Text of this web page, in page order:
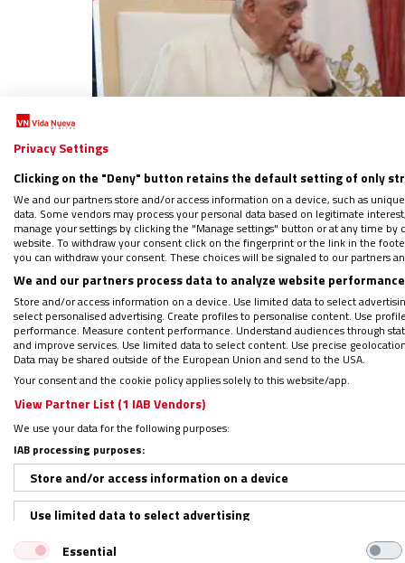
Síguenos en: IG G
PorVida Nueva| 25/10/2023 - 19:09
Un reciente censo de identidad religiosa
declararon no pertenecer a ninguna
otro 40,1% optó por no responder a la
PODCAST: Unidad sin retorno
Regístrate en el boletín gratuito y
Así, tal como recoge NCR, si bien todas
los resultados de la Iglesia católica,
una caída de 1,1 millones (casi el 30%),
Privacy Settings
Clicking on the "Deny" button retains the default setting of only
We and our partners store and/or access information on a device, such as
data. Some vendors may process your personal data based on legitimate
manage your settings by clicking the "Manage settings" button or at any time
website. To withdraw your consent click on the fingerprint or the link in the
you can withdraw your consent. These choices will be signaled to our partners
We and our partners process data to analyze website
Store and/or access information on a device. Use limited data to select
select personalised advertising. Create profiles to personalise content. Use
performance. Measure content performance. Understand audiences through
and improve services. Use limited data to select content. Use precise
Data may be shared outside of the European Union and send to the USA.
Your consent and the cookie policy applies solely to this website/app.
View Partner List (1 IAB Vendors)
We use your data for the following purposes:
IAB processing purposes:
Store and/or access information on a device
Use limited data to select advertising
Create profiles for personalised advertising
Essential